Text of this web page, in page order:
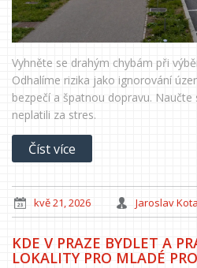
Vyhněte se drahým chybám při
Odhalíme rizika jako ignorování
bezpečí a špatnou dopravu.
neplatili za stres.
Číst více
kvě 21, 2026 Jaroslav
KDE V PRAZE BYDLET A
LOKALITY PRO MLADÉ